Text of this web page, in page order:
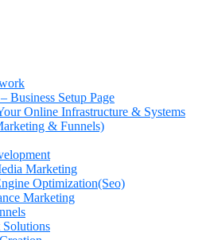
Business Setup Page
Online Infrastructure & Systems
& Funnels)
Marketing
Optimization(Seo)
Marketing
Solutions